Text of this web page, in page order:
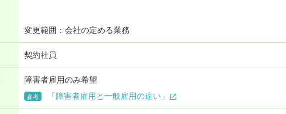
変更範囲：会社の定める業務
契約社員
障害者雇用のみ希望
参考 「障害者雇用と一般雇用の違い」